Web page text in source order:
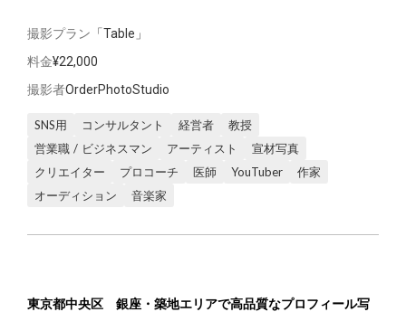
撮影プラン 「Table」
料金¥22,000
撮影者OrderPhotoStudio
SNS用 コンサルタント 経営者
教授
営業職 / ビジネスマン
アーティスト
宣材写真
クリエイター
プロコーチ 医師 YouTuber
作家
オーディション
音楽家
東京都中央区 銀座・築地エリアで高品質なプロフィール写